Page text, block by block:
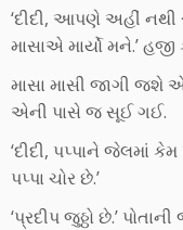
‘દીદી, આપણે અહીં
માસાએ માર્યો મને.’
માસા માસી જાગી જશે
એની પાસે જ સૂઈ ગઈ.
‘દીદી, પપ્પાને જેલમાં કેમ
પપ્પા ચોર છે.’
‘પ્રદીપ જુઠ્ઠો છે.’